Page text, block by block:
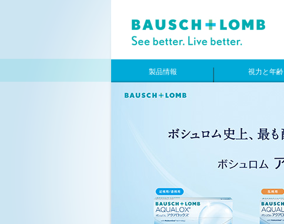
製品情報 視力と年齢